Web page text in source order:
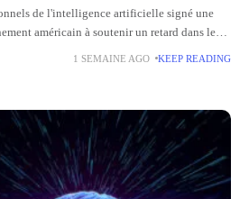
de l'intelligence artificielle signé une
américain à soutenir un retard dans le
les plus avancés. Cette mobilisation
1 SEMAINE AGO KEEP READING